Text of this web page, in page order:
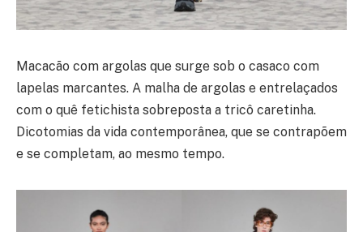
Macacão com argolas que surge sob o casaco com
lapelas marcantes. A malha de argolas e entrelaçados
com o quê fetichista sobreposta a tricô caretinha.
Dicotomias da vida contemporânea, que se contrapõem
e se completam, ao mesmo tempo.